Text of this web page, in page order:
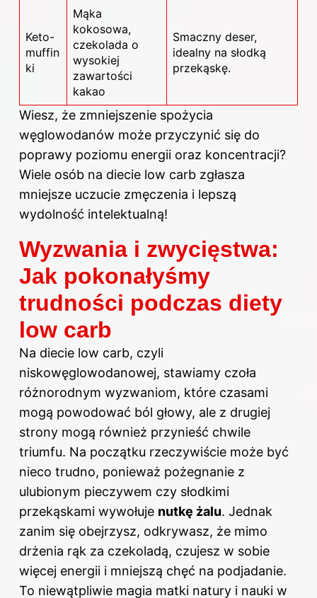
Keto-
muffin
ki
Mąka
kokosowa,
czekolada o
wysokiej
zawartości
kakao
Smaczny deser,
idealny na słodką
przekąskę.
Wiesz, że zmniejszenie spożycia
węglowodanów może przyczynić się do
poprawy poziomu energii oraz koncentracji?
Wiele osób na diecie low carb zgłasza
mniejsze uczucie zmęczenia i lepszą
wydolność intelektualną!
Wyzwania i zwycięstwa:
Jak pokonałyśmy
trudności podczas diety
low carb
Na diecie low carb, czyli
niskowęglowodanowej, stawiamy czoła
różnorodnym wyzwaniom, które czasami
mogą powodować ból głowy, ale z drugiej
strony mogą również przynieść chwile
triumfu. Na początku rzeczywiście może być
nieco trudno, ponieważ pożegnanie z
ulubionym pieczywem czy słodkimi
przekąskami wywołuje nutkę żalu. Jednak
zanim się obejrzysz, odkrywasz, że mimo
drżenia rąk za czekoladą, czujesz w sobie
więcej energii i mniejszą chęć na podjadanie.
To niewątpliwie magia matki natury i nauki w